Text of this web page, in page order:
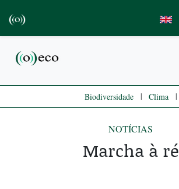
Biodiversidade | Clima |
NOTÍCIAS
Marcha à ré